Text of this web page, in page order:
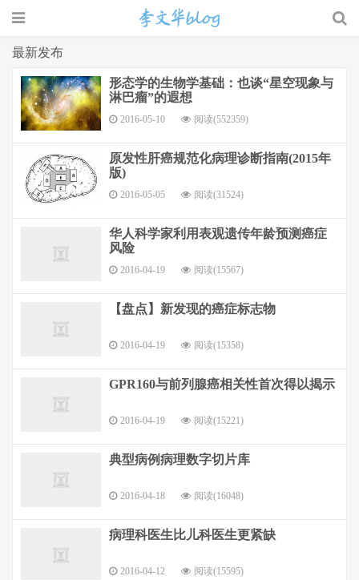
李文华的博
客
最新发布
形态学的生物学基础：也谈“星空现象与
淋巴瘤”的遐想
2016-05-10 阅读(552359)
原发性肝癌规范化病理诊断指南(2015年
版)
2016-05-05 阅读(31524)
华人科学家利用表观遗传年龄预测癌症
风险
2016-04-19 阅读(15567)
【盘点】新发现的癌症标志物
2016-04-19 阅读(15358)
GPR160与前列腺癌相关性首次得以揭示
2016-04-19 阅读(15221)
典型病例病理数字切片库
2016-04-18 阅读(16048)
病理科医生比儿科医生更紧缺
2016-04-12 阅读(15595)